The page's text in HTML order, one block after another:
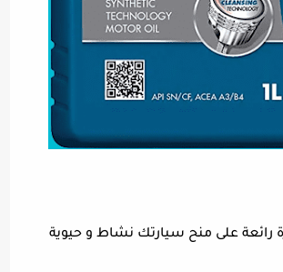
رائعة على منح سيارتك نشاط و حيوية